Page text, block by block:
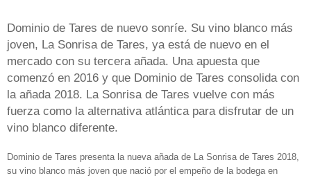
Dominio de Tares de nuevo sonríe. Su vino blanco más
joven, La Sonrisa de Tares, ya está de nuevo en el
mercado con su tercera añada. Una apuesta que
comenzó en 2016 y que Dominio de Tares consolida con
la añada 2018. La Sonrisa de Tares vuelve con más
fuerza como la alternativa atlántica para disfrutar de un
vino blanco diferente.
Dominio de Tares presenta la nueva añada de La Sonrisa de Tares 2018,
su vino blanco más joven que nació por el empeño de la bodega en